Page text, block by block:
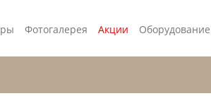
Фотогалерея Акции